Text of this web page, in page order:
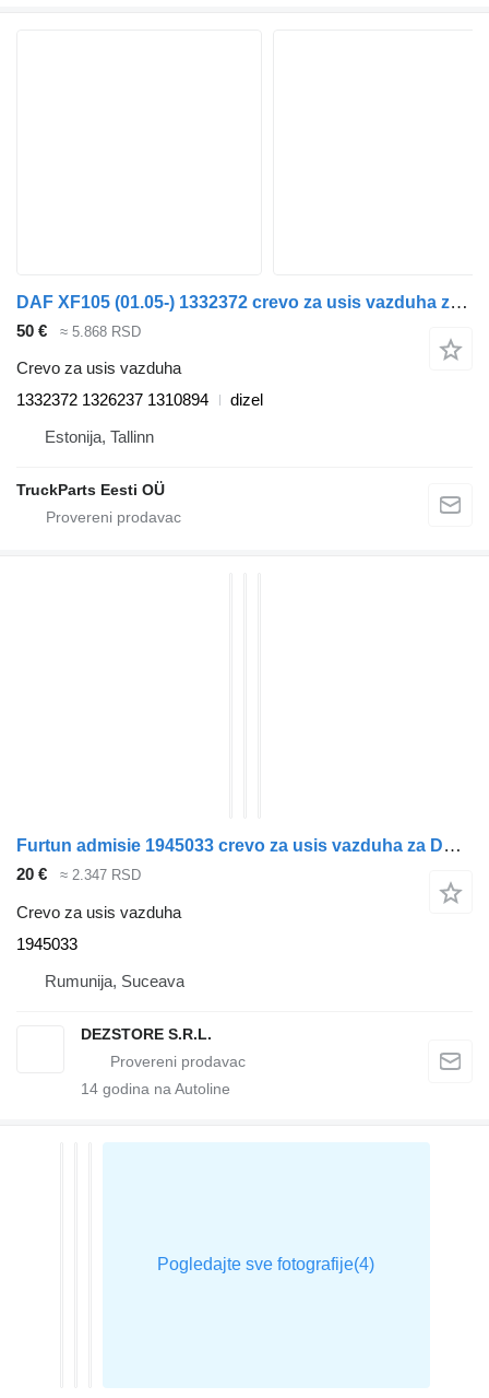
DAF XF105 (01.05-) 1332372 crevo za usis vazduha za DAF XF95, XF105 (2001-2014) tegljača
50 € ≈ 5.868 RSD
Crevo za usis vazduha
1332372 1326237 1310894
dizel
Estonija, Tallinn
TruckParts Eesti OÜ
Furtun admisie 1945033 crevo za usis vazduha za DAF XF tegljača
20 € ≈ 2.347 RSD
Crevo za usis vazduha
1945033
Rumunija, Suceava
DEZSTORE S.R.L.
14 godina na Autoline